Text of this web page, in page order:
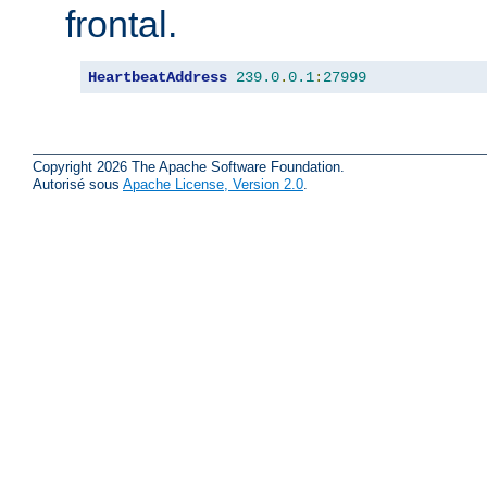
frontal.
HeartbeatAddress 239.0.0.1: 27999
Copyright 2026 The Apache Software Foundation.
Autorisé sous Apache License, Version 2.0